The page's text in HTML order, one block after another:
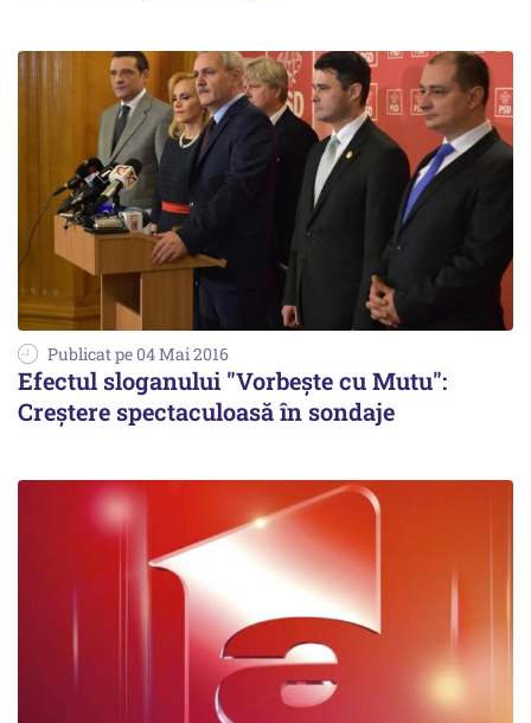
Publicat pe 04 Mai 2016
Efectul sloganului "Vorbește cu Mutu":
Creștere spectaculoasă în sondaje